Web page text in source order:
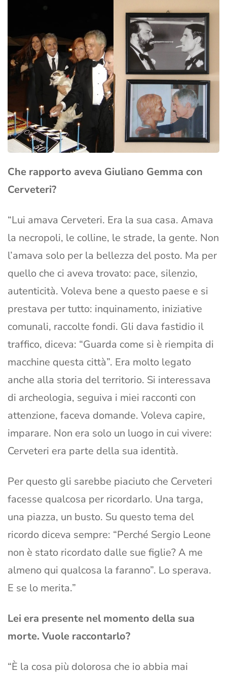
Che rapporto aveva Giuliano Gemma con
Cerveteri?
“Lui amava Cerveteri. Era la sua casa. Amava
la necropoli, le colline, le strade, la gente. Non
l’amava solo per la bellezza del posto. Ma per
quello che ci aveva trovato: pace, silenzio,
autenticità. Voleva bene a questo paese e si
prestava per tutto: inquinamento, iniziative
comunali, raccolte fondi. Gli dava fastidio il
traffico, diceva: “Guarda come si è riempita di
macchine questa città”. Era molto legato
anche alla storia del territorio. Si interessava
di archeologia, seguiva i miei racconti con
attenzione, faceva domande. Voleva capire,
imparare. Non era solo un luogo in cui vivere:
Cerveteri era parte della sua identità.
Per questo gli sarebbe piaciuto che Cerveteri
facesse qualcosa per ricordarlo. Una targa,
una piazza, un busto. Su questo tema del
ricordo diceva sempre: “Perché Sergio Leone
non è stato ricordato dalle sue figlie? A me
almeno qui qualcosa la faranno”. Lo sperava.
E se lo merita.”
Lei era presente nel momento della sua
morte. Vuole raccontarlo?
“È la cosa più dolorosa che io abbia mai